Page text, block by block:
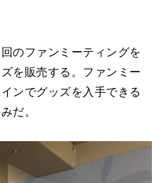
のファンミーティングを
を販売する。ファンミー
ンでグッズを入手できる
だ。